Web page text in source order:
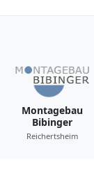
Montagebau
Bibinger
Reichertsheim